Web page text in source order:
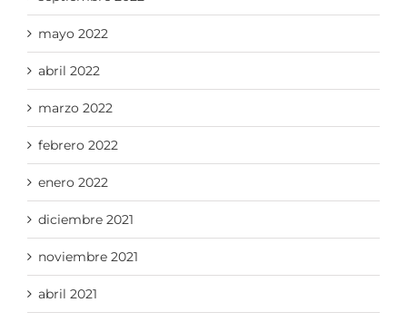
mayo 2022
abril 2022
marzo 2022
febrero 2022
enero 2022
diciembre 2021
noviembre 2021
abril 2021